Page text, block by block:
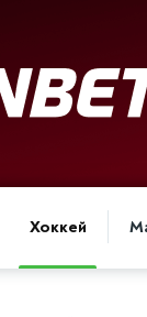
Хоккей